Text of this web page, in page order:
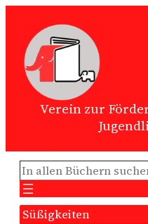
springen
Verein zur
Suchen
Süßigkeiten